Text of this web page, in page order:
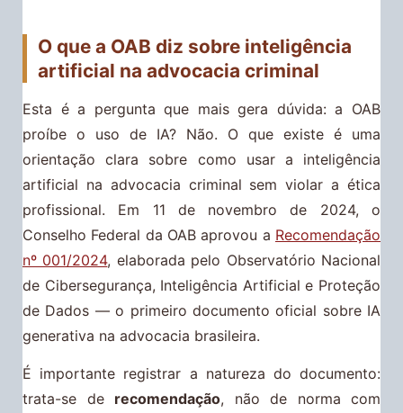
O que a OAB diz sobre inteligência
artificial na advocacia criminal
Esta é a pergunta que mais gera dúvida: a OAB
proíbe o uso de IA? Não. O que existe é uma
orientação clara sobre como usar a inteligência
artificial na advocacia criminal sem violar a ética
profissional. Em 11 de novembro de 2024, o
Conselho Federal da OAB aprovou a Recomendação
nº 001/2024, elaborada pelo Observatório Nacional
de Cibersegurança, Inteligência Artificial e Proteção
de Dados — o primeiro documento oficial sobre IA
generativa na advocacia brasileira.
É importante registrar a natureza do documento:
trata-se de recomendação, não de norma com